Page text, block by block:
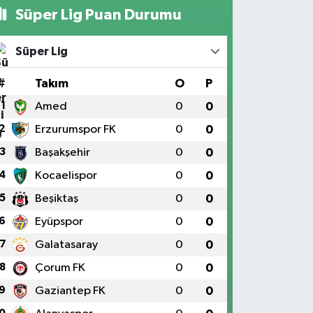
Süper Lig Puan Durumu
Süper Lig
Takım O P
1 Amed 0 0
Erzurumspor FK 0 0
3 Başakşehir 0 0
Kocaelispor 0 0
5 Beşiktaş 0 0
Eyüpspor 0 0
7 Galatasaray 0 0
8 Çorum FK 0 0
Gaziantep FK 0 0